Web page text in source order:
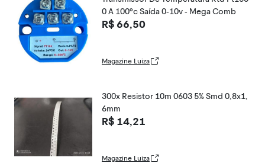
0 A 100ºc Saída 0-10v - Mega Comb
R$ 66,50
Magazine Luiza
300x Resistor 10m 0603 5% Smd 0,8x1,
6mm
R$ 14,21
Magazine Luiza